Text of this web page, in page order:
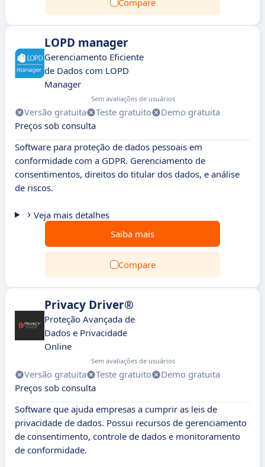
Compare
LOPD manager
Gerenciamento Eficiente
de Dados com LOPD
Manager
Sem avaliações de usuários
Versão gratuita Teste gratuito
Demo gratuita
Preços sob consulta
Software para proteção de dados pessoais em
conformidade com a GDPR. Gerenciamento de
consentimentos, direitos do titular dos dados, e análise
de riscos.
Veja mais detalhes
Saiba mais
Compare
Privacy Driver®
Proteção Avançada de
Dados e Privacidade
Online
Sem avaliações de usuários
Versão gratuita Teste gratuito
Demo gratuita
Preços sob consulta
Software que ajuda empresas a cumprir as leis de
privacidade de dados. Possui recursos de gerenciamento
de consentimento, controle de dados e monitoramento
de conformidade.